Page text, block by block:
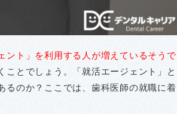
ント」を利用する人が増えているそうで
ことでしょう。「就活エージェント」と
るのか？ここでは、歯科医師の就職に着